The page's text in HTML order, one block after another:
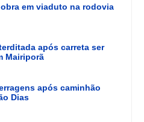
em viaduto na rodovia
após carreta ser
Mairiporã
após caminhão
Dias